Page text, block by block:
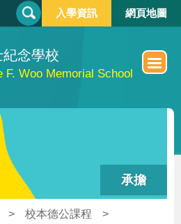
念學校
F. Woo Memorial School
搜
尋
單
入學資訊 網頁地圖
承擔
> 校本德公課程
>